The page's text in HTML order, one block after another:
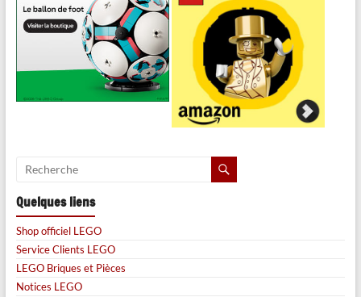
Quelques liens
Shop officiel LEGO
Service Clients LEGO
LEGO Briques et Pièces
Notices LEGO